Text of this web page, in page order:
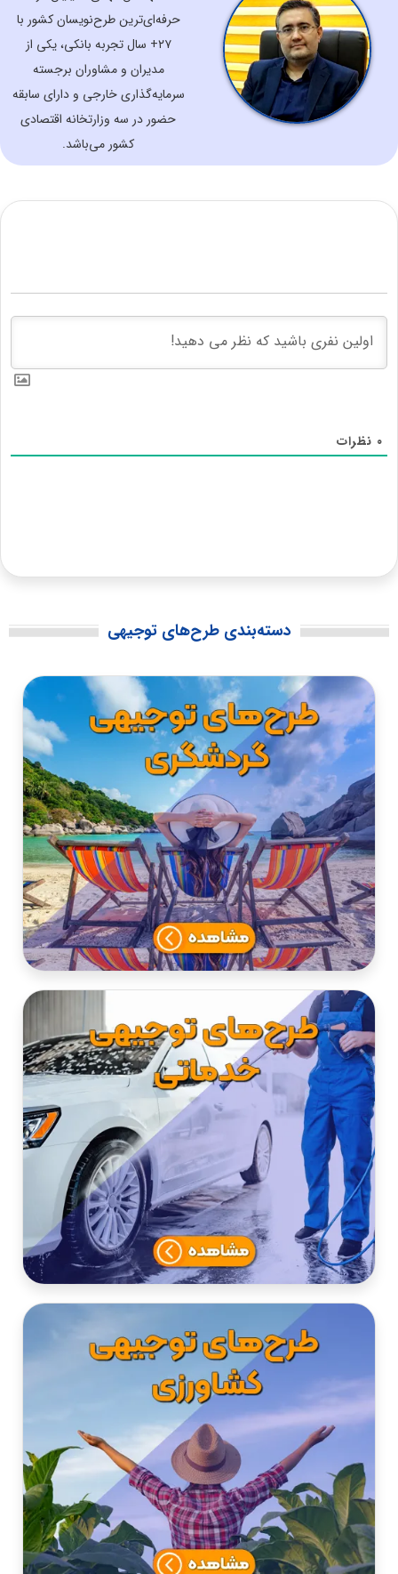
حرفه‌ای‌ترین طرح‌نویسان کشور با
۲۷+ سال تجربه بانکی، یکی از
مدیران و مشاوران برجسته
سرمایه‌گذاری خارجی و دارای سابقه
حضور در سه وزارتخانه اقتصادی
کشور می‌باشد.
نظرات
دسته‌بندی طرح‌های توجیهی